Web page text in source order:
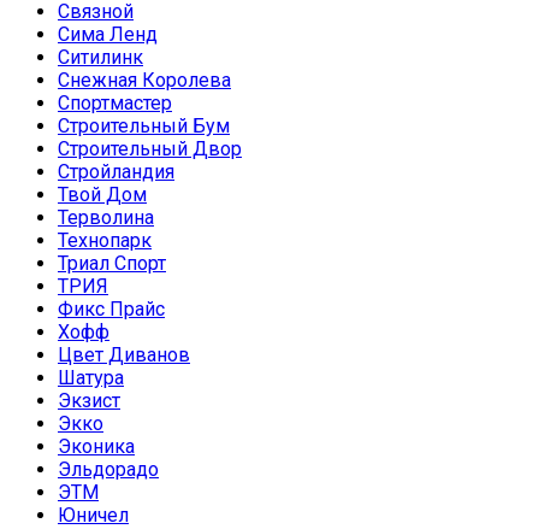
Связной
Сима Ленд
Ситилинк
Снежная Королева
Спортмастер
Строительный Бум
Строительный Двор
Стройландия
Твой Дом
Терволина
Технопарк
Триал Спорт
ТРИЯ
Фикс Прайс
Хофф
Цвет Диванов
Шатура
Экзист
Экко
Эконика
Эльдорадо
ЭТМ
Юничел